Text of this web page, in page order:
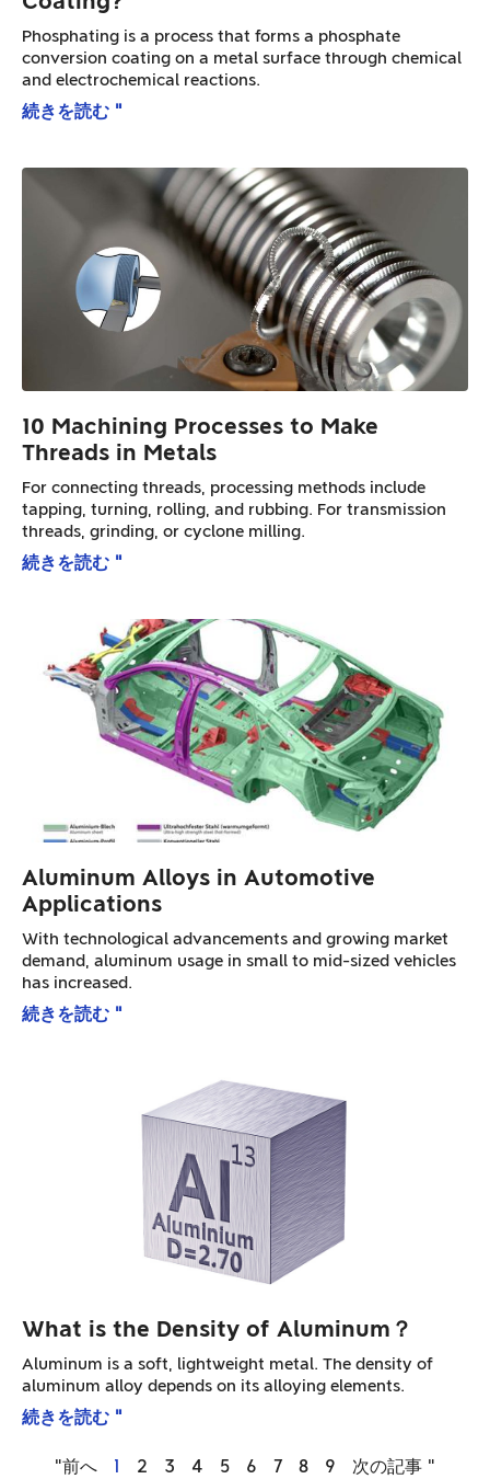
Phosphating is a process that forms a phosphate
conversion coating on a metal surface through chemical
and electrochemical reactions.
続きを読む "
10 Machining Processes to Make
Threads in Metals
For connecting threads, processing methods include
tapping, turning, rolling, and rubbing. For transmission
threads, grinding, or cyclone milling.
続きを読む "
Aluminum Alloys in Automotive
Applications
With technological advancements and growing market
demand, aluminum usage in small to mid-sized vehicles
has increased.
続きを読む "
What is the Density of Aluminum？
Aluminum is a soft, lightweight metal. The density of
aluminum alloy depends on its alloying elements.
続きを読む "
"前へ 1 2 3 4 5 6 7 8 9 次の記事 "